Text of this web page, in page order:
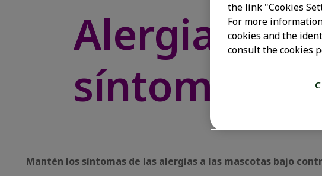
Alergia a
síntomas y
Mantén los síntomas de las alergias a las mascotas bajo
the link "Cookies
For more
cookies and the
consult the cookies